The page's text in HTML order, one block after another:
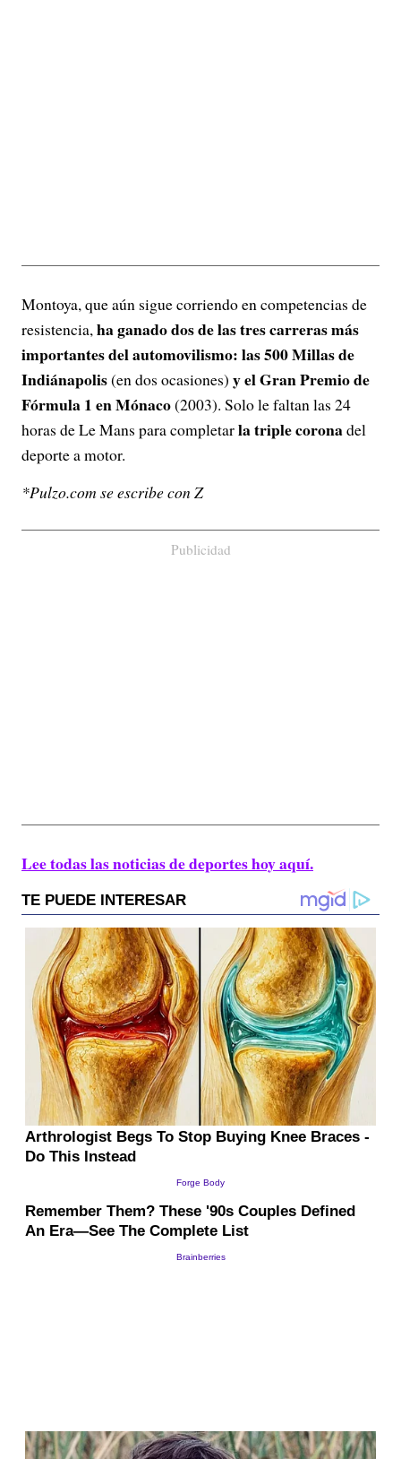
Montoya, que aún sigue corriendo en competencias de
resistencia,ha ganado dos de las tres carreras más
importantes del automovilismo: las 500 Millas de
Indiánapolis(en dos ocasiones) y el Gran Premio de
Fórmula 1 en Mónaco(2003). Solo le faltan las 24
horas de Le Mans para completarla triple coronadel
deporte a motor.
*Pulzo.com se escribe con Z
Publicidad
Lee todas las noticias de deportes hoy aquí.